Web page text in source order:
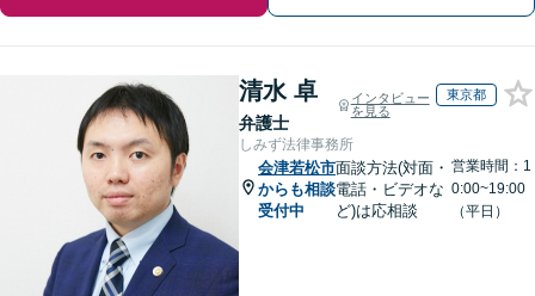
清水 卓
弁護士
インタビュー
を見る
東京都
しみず法律事務所
会津若松市
からも相談
受付中
面談方法(対面・
電話・ビデオな
ど)は応相談
営業時間：1
0:00~19:00
（平日）